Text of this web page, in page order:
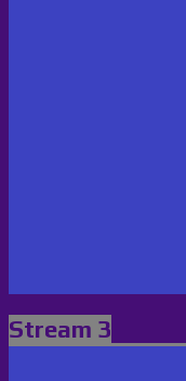
Stream 3